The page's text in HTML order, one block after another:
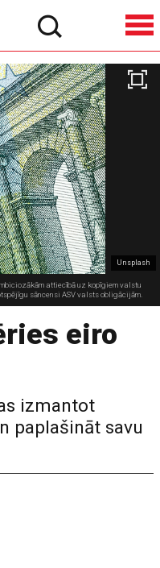
Unsplash
attiecībā uz kopīgiem valstu
sāncensi ASV valsts obligācijām.
eiro
izmantot
paplašināt savu